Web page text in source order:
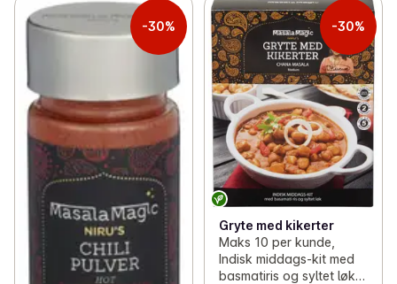
-30% -30%
Gryte med kikerter
Maks 10 per kunde,
Indisk middags-kit med
basmatiris og syltet løk,